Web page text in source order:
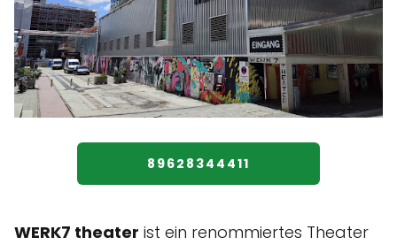
89628344411
WERK7 theater ist ein renommiertes Theater